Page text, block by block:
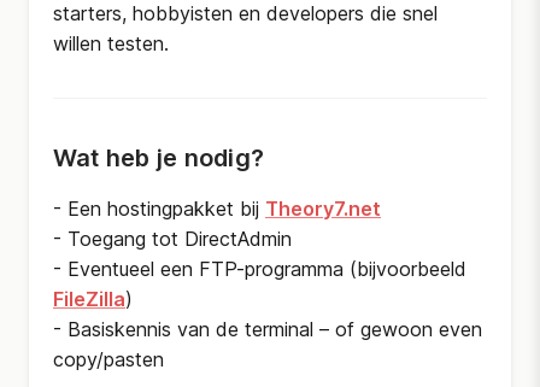
starters, hobbyisten en developers die snel
willen testen.
Wat heb je nodig?
- Een hostingpakket bij Theory7.net
- Toegang tot DirectAdmin
- Eventueel een FTP-programma (bijvoorbeeld
FileZilla)
- Basiskennis van de terminal – of gewoon even
copy/pasten